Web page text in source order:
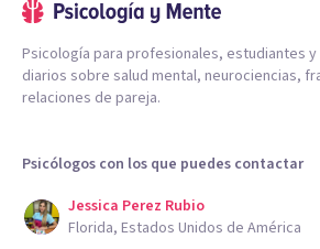
Psicología para profesionales, estudiantes
diarios sobre salud mental, neurociencias,
relaciones de pareja.
Psicólogos con los que puedes contactar
Jessica Perez Rubio
Florida, Estados Unidos de América